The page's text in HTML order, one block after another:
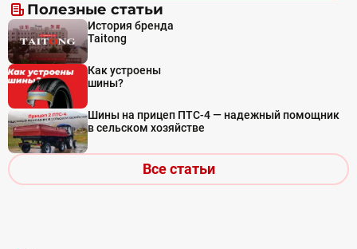
Полезные статьи
История бренда
Taitong
Как устроены
шины?
Шины на прицеп ПТС-4 — надежный помощник
в сельском хозяйстве
Все статьи